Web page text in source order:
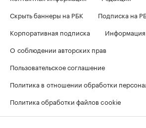
Скрыть баннеры на РБК
Подписка на
Корпоративная подписка
Информация
О соблюдении авторских прав
Пользовательское соглашение
Политика в отношении обработки
Политика обработки файлов cookie